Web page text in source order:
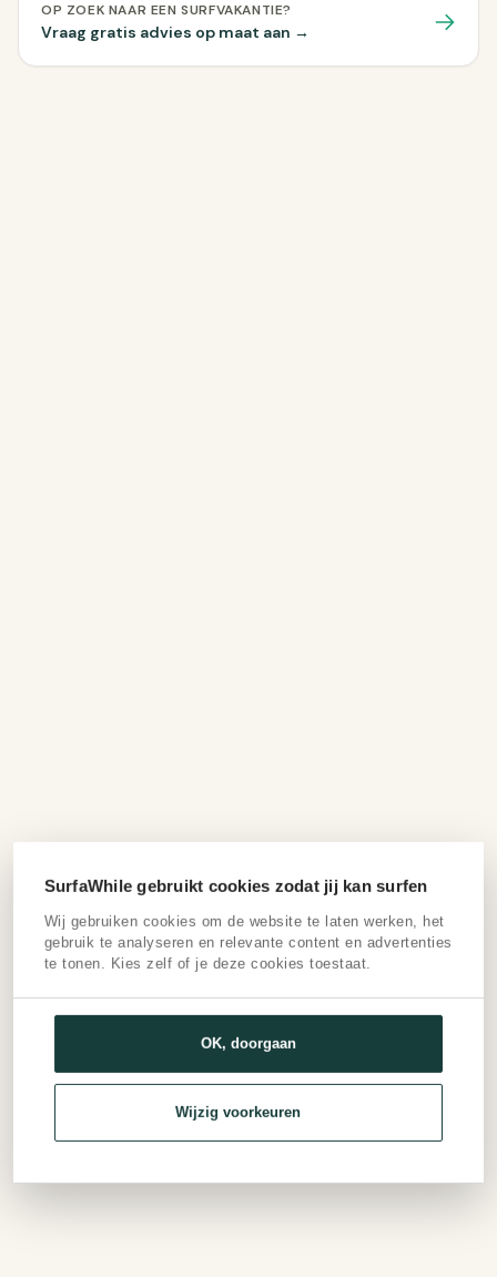
SurfaWhile gebruikt cookies zodat jij kan surfen
Wij gebruiken cookies om de website te laten werken, het
gebruik te analyseren en relevante content en advertenties
te tonen. Kies zelf of je deze cookies toestaat.
OK, doorgaan
Wijzig voorkeuren
OP ZOEK NAAR EEN SURFVAKANTIE?
Vraag gratis advies op maat aan →